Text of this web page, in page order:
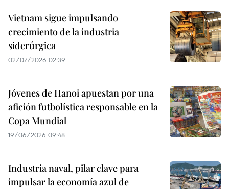
Vietnam sigue impulsando
crecimiento de la industria
siderúrgica
02/07/2026 02:39
Jóvenes de Hanoi apuestan por una
afición futbolística responsable en la
Copa Mundial
19/06/2026 09:48
Industria naval, pilar clave para
impulsar la economía azul de